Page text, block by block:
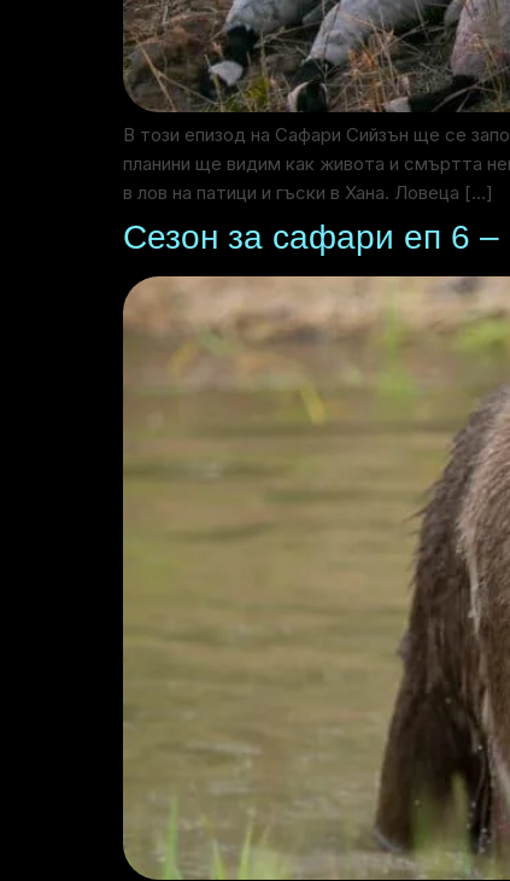
В този епизод на Сафари Сийзън ще се
планини ще видим как живота и смъртта
в лов на патици и гъски в Хана. Ловеца […]
Сезон за сафари еп 6 –